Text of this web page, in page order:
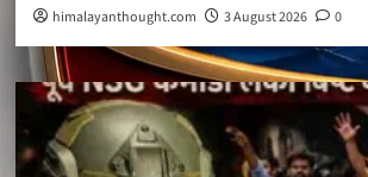
himalayanthought.com 3 August 2026 0